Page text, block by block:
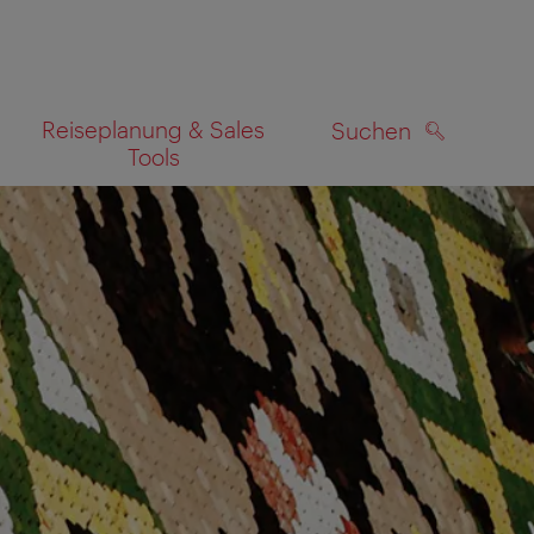
Reiseplanung & Sales
Tools
Suchen
SUCHEN